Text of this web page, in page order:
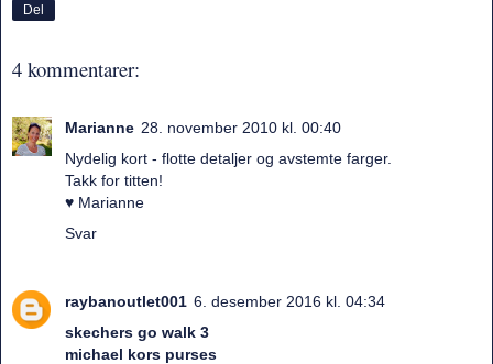
Del
4 kommentarer:
Marianne 28. november 2010 kl. 00:40
Nydelig kort - flotte detaljer og avstemte farger.
Takk for titten!
♥ Marianne
Svar
raybanoutlet001 6. desember 2016 kl. 04:34
skechers go walk 3
michael kors purses